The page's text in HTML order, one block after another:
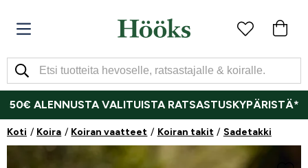
50€ ALENNUSTA VALITUISTA RATSASTUSKYPÄRISTÄ*
Koti Koira Koiran vaatteet Koiran takit Sadetakki